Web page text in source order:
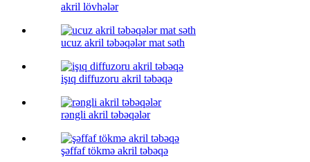
akril lövhələr
ucuz akril təbəqələr mat səth
işıq diffuzoru akril təbəqə
rəngli akril təbəqələr
şəffaf tökmə akril təbəqə